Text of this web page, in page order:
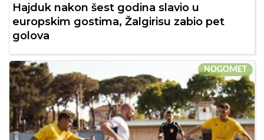
Hajduk nakon šest godina slavio u
europskim gostima, Žalgirisu zabio pet
golova
NOGOMET